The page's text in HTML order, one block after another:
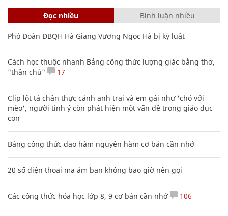
Đọc nhiều Bình luận nhiều
Phó Đoàn ĐBQH Hà Giang Vương Ngọc Hà bị kỷ luật
Cách học thuộc nhanh Bảng công thức lượng giác bằng thơ,
"thần chú"
17
Clip lột tả chân thực cảnh anh trai và em gái như 'chó với
mèo', người tinh ý còn phát hiện một vấn đề trong giáo dục
con
Bảng công thức đạo hàm nguyên hàm cơ bản cần nhớ
20 số điện thoại ma ám bạn không bao giờ nên gọi
Các công thức hóa học lớp 8, 9 cơ bản cần nhớ 106